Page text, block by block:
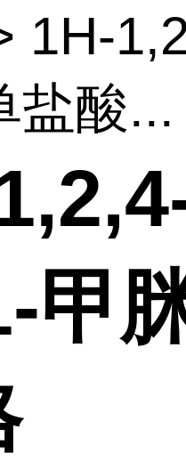
1H-
盐酸...
甲